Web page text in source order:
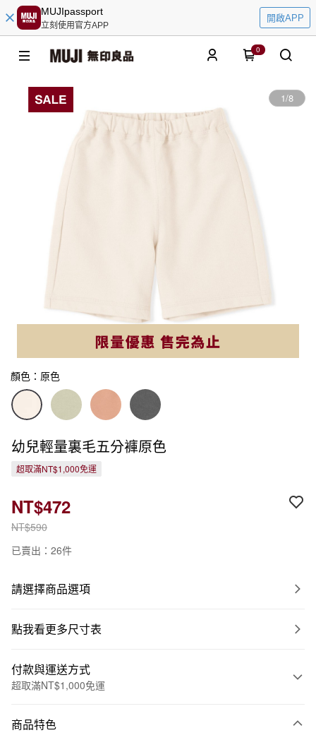
MUJIpassport
立刻使用官方APP
開啟APP
0
1/8
顏色：原色
幼兒輕量裏毛五分褲原色
超取滿NT$1,000免運
NT$590
NT$472
已賣出：26件
請選擇商品選項
點我看更多尺寸表
付款與運送方式
超取滿NT$1,000免運
信用卡一次付款
商品特色